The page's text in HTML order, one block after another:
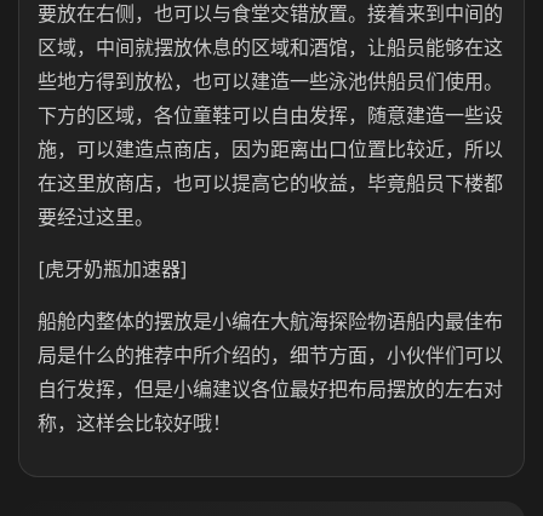
要放在右侧，也可以与食堂交错放置。接着来到中间的
区域，中间就摆放休息的区域和酒馆，让船员能够在这
些地方得到放松，也可以建造一些泳池供船员们使用。
下方的区域，各位童鞋可以自由发挥，随意建造一些设
施，可以建造点商店，因为距离出口位置比较近，所以
在这里放商店，也可以提高它的收益，毕竟船员下楼都
要经过这里。
[虎牙奶瓶加速器]
船舱内整体的摆放是小编在大航海探险物语船内最佳布
局是什么的推荐中所介绍的，细节方面，小伙伴们可以
自行发挥，但是小编建议各位最好把布局摆放的左右对
称，这样会比较好哦！